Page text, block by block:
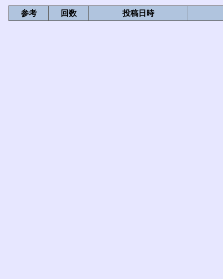
参考 回数 投稿日時